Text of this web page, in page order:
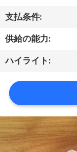
旅
行
品
質
管
理
支払条件:
供給の能力:
ハイライト: